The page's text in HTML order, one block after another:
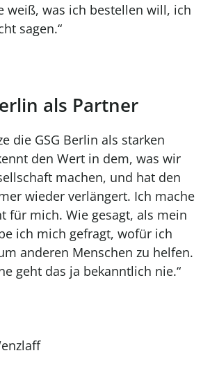
weiß, was ich bestellen will, ich
sagen.“
als Partner
die GSG Berlin als starken
den Wert in dem, was wir
machen, und hat den
wieder verlängert. Ich mache
für mich. Wie gesagt, als mein
ich mich gefragt, wofür ich
anderen Menschen zu helfen.
geht das ja bekanntlich nie.“